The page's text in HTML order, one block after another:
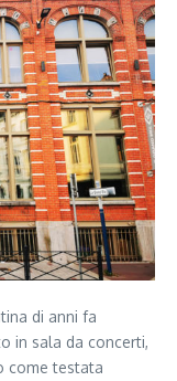
di anni fa
in sala da concerti,
come testata